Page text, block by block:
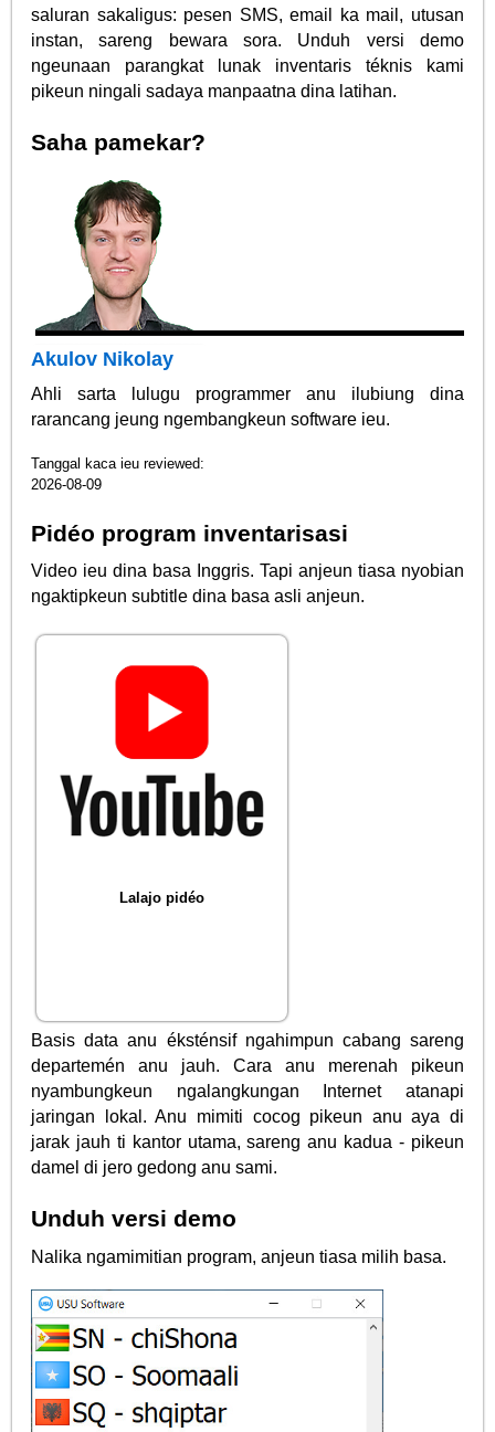
saluran sakaligus: pesen SMS, email ka mail, utusan
instan, sareng bewara sora. Unduh versi demo
ngeunaan parangkat lunak inventaris téknis kami
pikeun ningali sadaya manpaatna dina latihan.
Saha pamekar?
Akulov Nikolay
Ahli sarta lulugu programmer anu ilubiung dina
rarancang jeung ngembangkeun software ieu.
Tanggal kaca ieu reviewed:
2026-08-09
Pidéo program inventarisasi
Video ieu dina basa Inggris. Tapi anjeun tiasa nyobian
ngaktipkeun subtitle dina basa asli anjeun.
Lalajo pidéo
Basis data anu éksténsif ngahimpun cabang sareng
departemén anu jauh. Cara anu merenah pikeun
nyambungkeun ngalangkungan Internet atanapi
jaringan lokal. Anu mimiti cocog pikeun anu aya di
jarak jauh ti kantor utama, sareng anu kadua - pikeun
damel di jero gedong anu sami.
Unduh versi demo
Nalika ngamimitian program, anjeun tiasa milih basa.